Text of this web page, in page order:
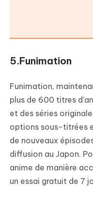
5.Funimation
Funimation,
plus de 600 titres
et des séries
options sous-titrées
de nouveaux
diffusion au Japon.
anime de manière
un essai gratuit de 7